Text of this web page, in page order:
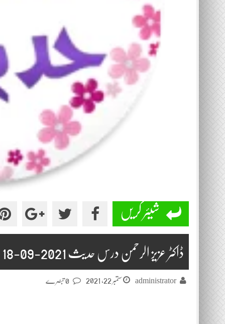
شیئر کریں
ڈاکٹر عزیز الرحمن درس حدیث 2021-09-18
administrator ستمبر 22, 2021